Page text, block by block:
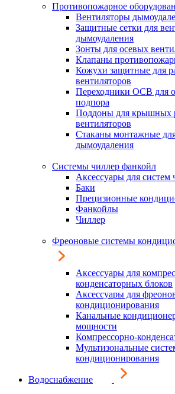
Противопожарное
Вентиляторы
Защитные сетки для
дымоудаления
Зонты для осевых
Клапаны
Кожухи защитные для
вентиляторов
Переходники ОСВ для
подпора
Поддоны для крышных
вентиляторов
Стаканы монтажные
дымоудаления
Системы чиллер фанкойл
Аксессуары для систем
Баки
Прецизионные
Фанкойлы
Чиллер
Фреоновые системы
Аксессуары для
конденсаторных блоков
Аксессуары для
кондиционирования
Канальные
мощности
Компрессорно-
Мультизональные
кондиционирования
Водоснабжение